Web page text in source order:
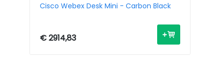
Cisco Webex Desk Mini - Carbon Black
€ 2914,83